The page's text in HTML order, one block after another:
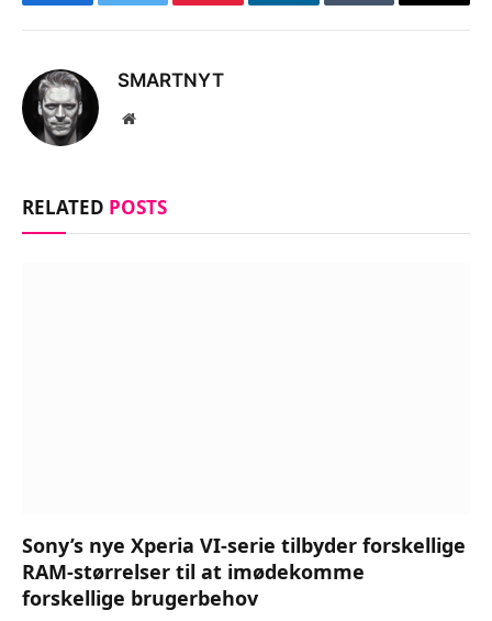
SMARTNYT
Website
RELATED POSTS
Sony’s nye Xperia VI-serie tilbyder forskellige
RAM-størrelser til at imødekomme
forskellige brugerbehov